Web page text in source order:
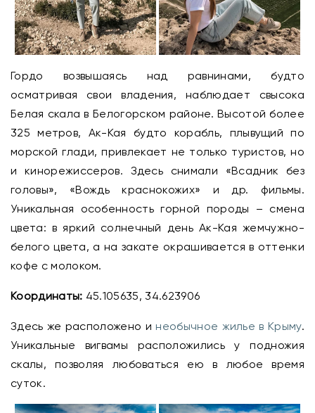
Гордо возвышаясь над равнинами, будто
осматривая свои владения, наблюдает свысока
Белая скала в Белогорском районе. Высотой более
325 метров, Ак-Кая будто корабль, плывущий по
морской глади, привлекает не только туристов, но
и кинорежиссеров. Здесь снимали «Всадник без
головы», «Вождь краснокожих» и др. фильмы.
Уникальная особенность горной породы – смена
цвета: в яркий солнечный день Ак-Кая жемчужно-
белого цвета, а на закате окрашивается в оттенки
кофе с молоком.
Координаты: 45.105635, 34.623906
Здесь же расположено и необычное жилье в Крыму.
Уникальные вигвамы расположились у подножия
скалы, позволяя любоваться ею в любое время
суток.